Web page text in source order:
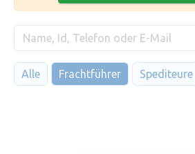
Alle Frachtführer Spediteure